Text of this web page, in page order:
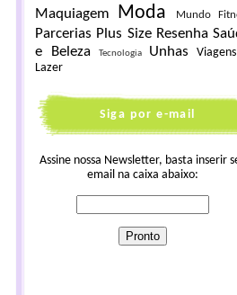
Maquiagem Moda Mundo
Parcerias Plus Size Resenha
e Beleza
Tecnologia Unhas
Lazer
Siga por e-mail
Assine nossa Newsletter, basta inserir
email na caixa abaixo: